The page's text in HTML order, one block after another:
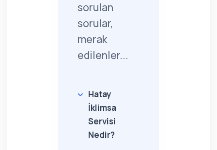
sorulan
sorular,
merak
edilenler...
Hatay
İklimsa
Servisi
Nedir?